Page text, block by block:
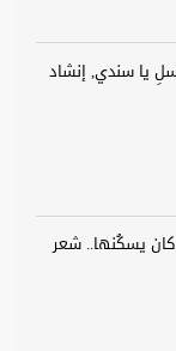
يا سندي, إنشاد
كان يسكُنها.. شعر